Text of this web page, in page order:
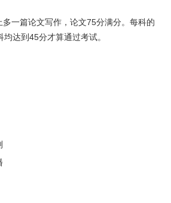
一篇论文写作，论文75分满分。每科的
达到45分才算通过考试。